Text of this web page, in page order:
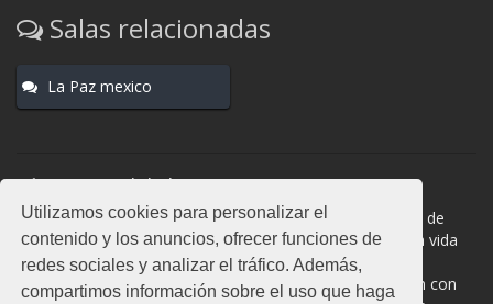
Utilizamos cookies para personalizar el
contenido y los anuncios, ofrecer funciones de
redes sociales y analizar el tráfico. Además,
compartimos información sobre el uso que haga
Salas relacionadas
La Paz mexico
Normas del chat
#Baja California Sur es una sala donde participan cientos de
personas. Mantén la educación y compórtate como en la vida
real. La privacidad de los usuarios es muy importante, no
facilites información de terceros. Todas las salas cuentan con